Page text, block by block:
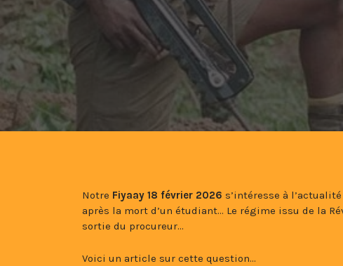
Notre Fiyaay 18 février 2026 s’intéresse à
après la mort d’un étudiant… Le régime issu de la
sortie du procureur…
Voici un article sur cette question…